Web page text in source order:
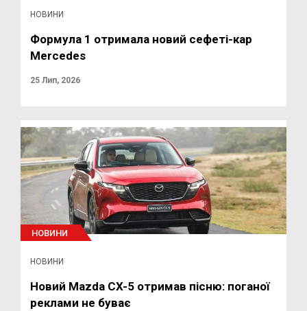
НОВИНИ
Формула 1 отримала новий сефеті-кар
Mercedes
25 Лип, 2026
НОВИНИ
НОВИНИ
Новий Mazda CX-5 отримав пісню: поганої
реклами не буває